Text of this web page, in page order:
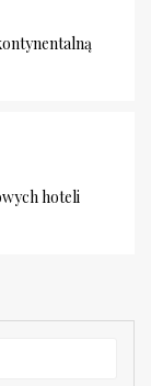
hoteli